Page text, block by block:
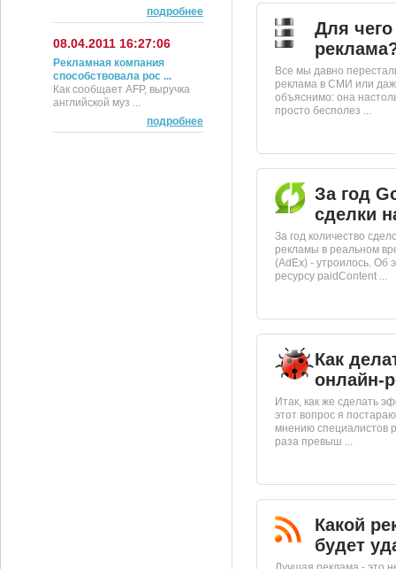
подробнее
08.04.2011 16:27:06
Рекламная компания
способствовала рос ...
Как сообщает AFP, выручка
английской муз ...
подробнее
Для
Все мы давно
реклама в СМИ или
объяснимо: она
просто бесполез ...
За год
сделки
За год количество
рекламы в реальном
(AdEx) - утроилось. Об
ресурсу paidContent ...
Как
онлайн-
Итак, как же сделать
этот вопрос я
мнению специалистов
раза превыш ...
Какой
будет